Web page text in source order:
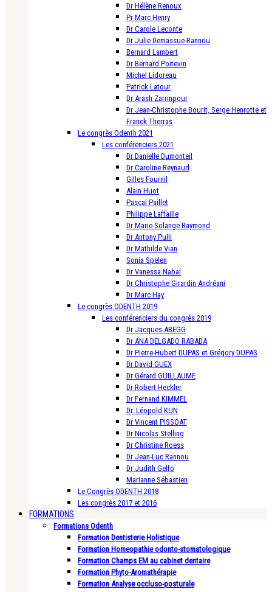
Dr Hélène Renoux
Pr Marc Henry
Dr Carole Leconte
Dr Julie Demassue-Rannou
Bernard Lambert
Dr Bernard Poitevin
Michel Lidoreau
Patrick Latour
Dr Arash Zarrinpour
Dr Jean-Christophe Bourit, Serge Henrotte et
Franck Therras
Le congrès Odenth 2021
Les conférenciers 2021
Dr Danielle Dumonteil
Dr Caroline Reynaud
Gilles Fournil
Alain Huot
Pascal Paillet
Philippe Laffaille
Dr Marie-Solange Raymond
Dr Antony Pulli
Dr Mathilde Vian
Sonia Spelen
Dr Vanessa Nabal
Dr Christophe Girardin Andréani
Dr Marc Hay
Le congrès ODENTH 2019
Les conférenciers du congrès 2019
Dr Jacques ABEGG
Dr ANA DELGADO RABADA
Dr Pierre-Hubert DUPAS et Grégory DUPAS
Dr David GUEX
Dr Gérard GUILLAUME
Dr Robert Heckler
Dr Fernand KIMMEL
Dr. Léopold KUN
Dr Vincent PISSOAT
Dr Nicolas Stelling
Dr Christine Roess
Dr Jean-Luc Rannou
Dr Judith Gelfo
Marianne Sébastien
Le Congrès ODENTH 2018
Les congrès 2017 et 2016
FORMATIONS
Formations Odenth
Formation Dentisterie Holistique
Formation Homeopathie odonto-stomatologique
Formation Champs EM au cabinet dentaire
Formation Phyto-Aromathérapie
Formation Analyse occluso-posturale